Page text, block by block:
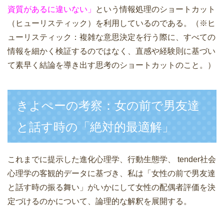
資質があるに違いない」
という情報処理のショートカット
（ヒューリスティック）を利用しているのである。（※ヒ
ューリスティック：複雑な意思決定を行う際に、すべての
情報を細かく検証するのではなく、直感や経験則に基づい
て素早く結論を導き出す思考のショートカットのこと。）
きよぺーの考察：女の前で男友達
と話す時の「絶対的最適解」
これまでに提示した進化心理学、行動生態学、 tender社会
心理学の客観的データに基づき、私は「女性の前で男友達
と話す時の振る舞い」がいかにして女性の配偶者評価を決
定づけるのかについて、論理的な解釈を展開する。